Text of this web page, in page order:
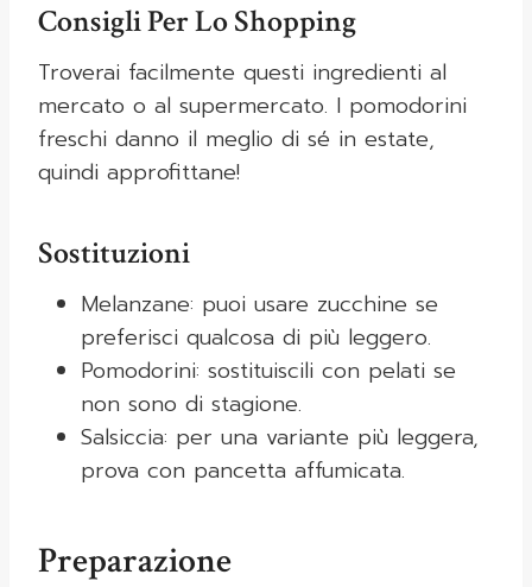
Consigli Per Lo Shopping
Troverai facilmente questi ingredienti al
mercato o al supermercato. I pomodorini
freschi danno il meglio di sé in estate,
quindi approfittane!
Sostituzioni
Melanzane: puoi usare zucchine se
preferisci qualcosa di più leggero.
Pomodorini: sostituiscili con pelati se
non sono di stagione.
Salsiccia: per una variante più leggera,
prova con pancetta affumicata.
Preparazione